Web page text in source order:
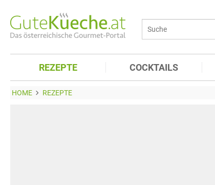
REZEPTE COCKTAILS
HOME REZEPTE